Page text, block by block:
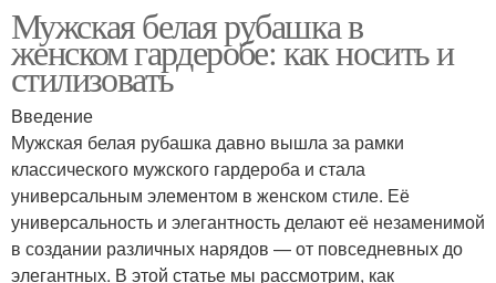
Мужская белая рубашка в
женском гардеробе: как носить и
стилизовать
Введение
Мужская белая рубашка давно вышла за рамки
классического мужского гардероба и стала
универсальным элементом в женском стиле. Её
универсальность и элегантность делают её незаменимой
в создании различных нарядов — от повседневных до
элегантных. В этой статье мы рассмотрим, как